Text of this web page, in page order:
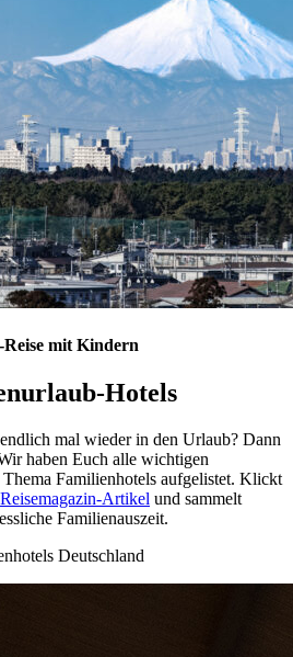
Reise mit Kindern
Hotels
mal wieder in den Urlaub? Dann
haben Euch alle wichtigen
Familienhotels aufgelistet. Klickt
Reisemagazin-Artikel und sammelt
Familienauszeit.
Deutschland